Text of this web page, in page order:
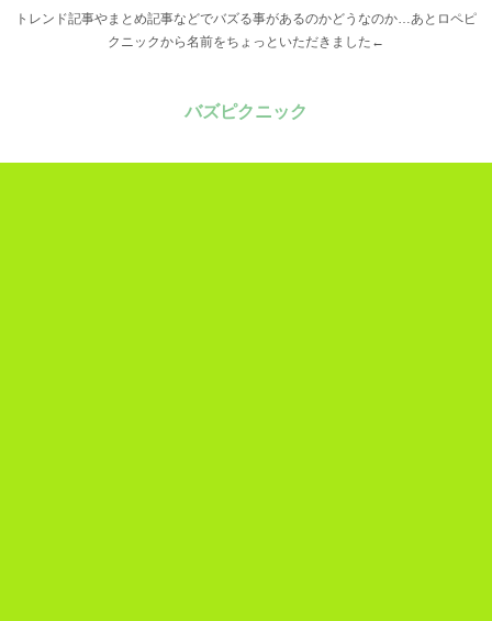
トレンド記事やまとめ記事などでバズる事があるのかどうなのか…あとロペピ
クニックから名前をちょっといただきました←
バズピクニック